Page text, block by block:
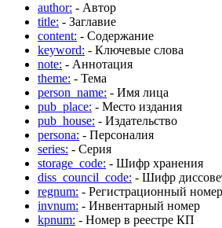
author: - Автор
title: - Заглавие
content: - Содержание
keyword: - Ключевые слова
note: - Аннотация
theme: - Тема
person_name: - Имя лица
pub_place: - Место издания
pub_house: - Издательство
persona: - Персоналия
series: - Серия
storage_code: - Шифр хранения
diss_council_code: - Шифр
regnum: - Регистрационный номер
invnum: - Инвентарный номер
kpnum: - Номер в реестре КП